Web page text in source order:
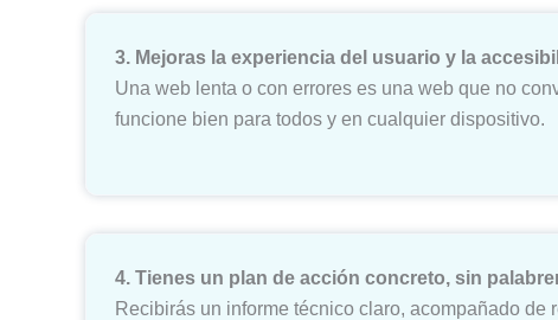
3. Mejoras la experiencia del usuario y la
Una web lenta o con errores es una web que no
funcione bien para todos y en cualquier dispositivo.
4. Tienes un plan de acción concreto, sin
Recibirás un informe técnico claro, acompañado